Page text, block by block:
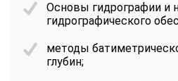
Основы гидрографии и
гидрографического
методы
глубин;